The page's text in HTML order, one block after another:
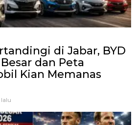
di Jabar, BYD
dan Peta
Kian Memanas